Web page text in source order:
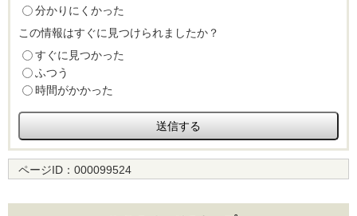
分かりにくかった
この情報はすぐに見つけられましたか？
すぐに見つかった
ふつう
時間がかかった
ページID： 000099524